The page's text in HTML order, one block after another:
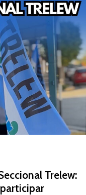
Trelew: